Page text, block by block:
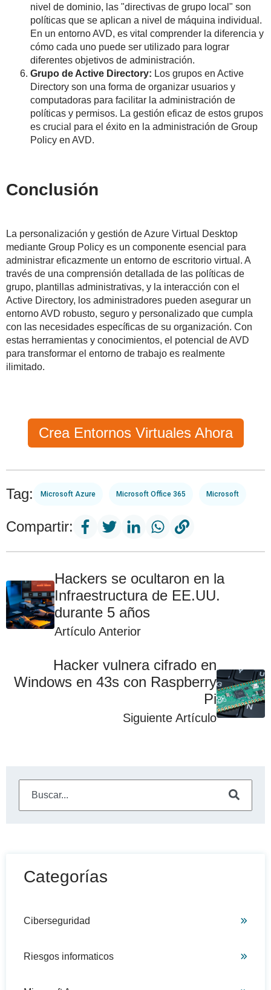
nivel de dominio, las "directivas de grupo local" son
políticas que se aplican a nivel de máquina individual.
En un entorno AVD, es vital comprender la diferencia y
cómo cada uno puede ser utilizado para lograr
diferentes objetivos de administración.
Grupo de Active Directory: Los grupos en Active
Directory son una forma de organizar usuarios y
computadoras para facilitar la administración de
políticas y permisos. La gestión eficaz de estos grupos
es crucial para el éxito en la administración de Group
Policy en AVD.
Conclusión
La personalización y gestión de Azure Virtual Desktop
mediante Group Policy es un componente esencial para
administrar eficazmente un entorno de escritorio virtual. A
través de una comprensión detallada de las políticas de
grupo, plantillas administrativas, y la interacción con el
Active Directory, los administradores pueden asegurar un
entorno AVD robusto, seguro y personalizado que cumpla
con las necesidades específicas de su organización. Con
estas herramientas y conocimientos, el potencial de AVD
para transformar el entorno de trabajo es realmente
ilimitado.
Crea Entornos Virtuales Ahora
Tag: Microsoft Azure Microsoft Office 365 Microsoft
Compartir:
Hackers se ocultaron en la
Infraestructura de EE.UU.
durante 5 años
Artículo Anterior
Hacker vulnera cifrado en
Windows en 43s con Raspberry
Pi
Siguiente Artículo
Categorías
Ciberseguridad
Riesgos informaticos